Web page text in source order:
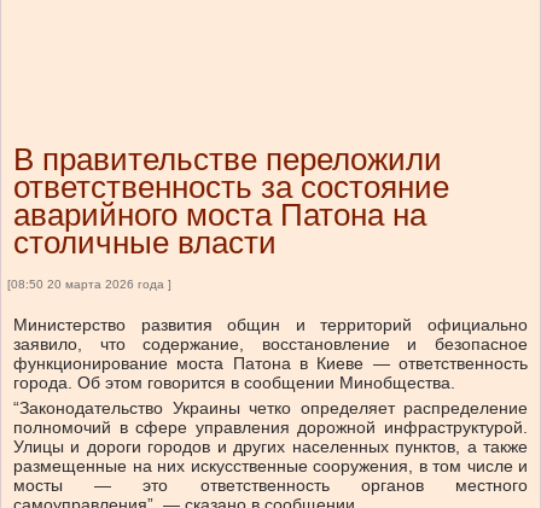
В правительстве переложили
ответственность за состояние
аварийного моста Патона на
столичные власти
[08:50 20 марта 2026 года ]
Министерство развития общин и территорий официально
заявило, что содержание, восстановление и безопасное
функционирование моста Патона в Киеве — ответственность
города. Об этом говорится в сообщении Минобщества.
“Законодательство Украины четко определяет распределение
полномочий в сфере управления дорожной инфраструктурой.
Улицы и дороги городов и других населенных пунктов, а также
размещенные на них искусственные сооружения, в том числе и
мосты — это ответственность органов местного